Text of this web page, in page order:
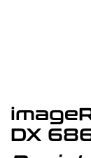
DX